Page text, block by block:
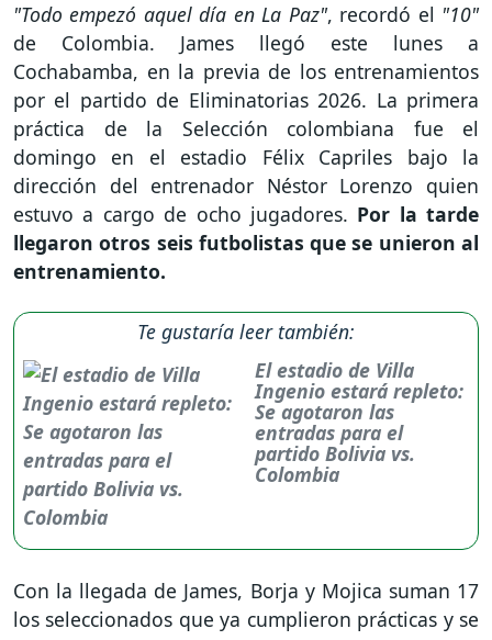
"Todo empezó aquel día en La Paz", recordó el "10"
de Colombia. James llegó este lunes a
Cochabamba, en la previa de los entrenamientos
por el partido de Eliminatorias 2026. La primera
práctica de la Selección colombiana fue el
domingo en el estadio Félix Capriles bajo la
dirección del entrenador Néstor Lorenzo quien
estuvo a cargo de ocho jugadores. Por la tarde
llegaron otros seis futbolistas que se unieron al
entrenamiento.
Te gustaría leer también:
El estadio de Villa
Ingenio estará repleto:
Se agotaron las
entradas para el
partido Bolivia vs.
Colombia
Con la llegada de James, Borja y Mojica suman 17
los seleccionados que ya cumplieron prácticas y se